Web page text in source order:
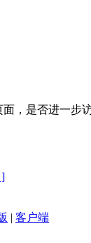
，是否进一步
]
| 客户端